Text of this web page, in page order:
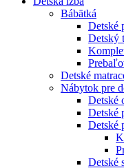
Bábätká
Detské
Detský
Detské
Nábytok pre
Detské
Detské
Detské
Detské